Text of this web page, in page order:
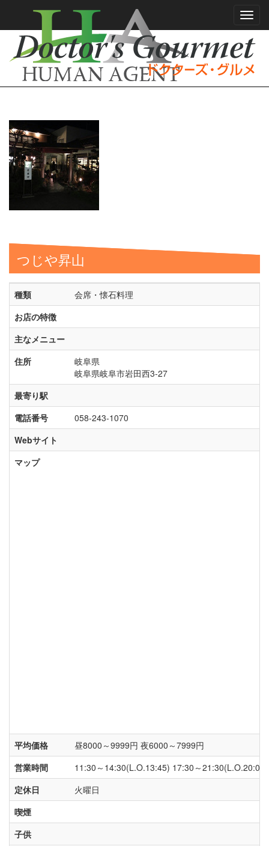
つじや昇山
種類
会席・懐石料理
お店の特徴
主なメニュー
住所
岐阜県
岐阜県岐阜市岩田西3-27
最寄り駅
電話番号
058-243-1070
Webサイト
マップ
平均価格
昼8000～9999円 夜6000～7999円
営業時間
11:30～14:30(L.O.13:45) 17:30～
定休日
火曜日
喫煙
子供